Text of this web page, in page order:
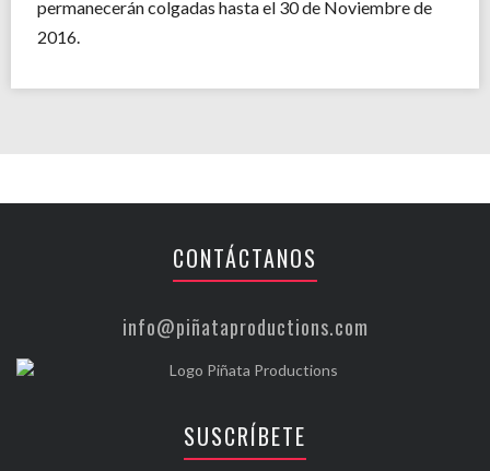
permanecerán colgadas hasta el 30 de Noviembre de
2016.
CONTÁCTANOS
info@piñataproductions.com
SUSCRÍBETE